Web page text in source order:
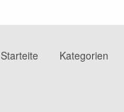
Starteite Kategorien